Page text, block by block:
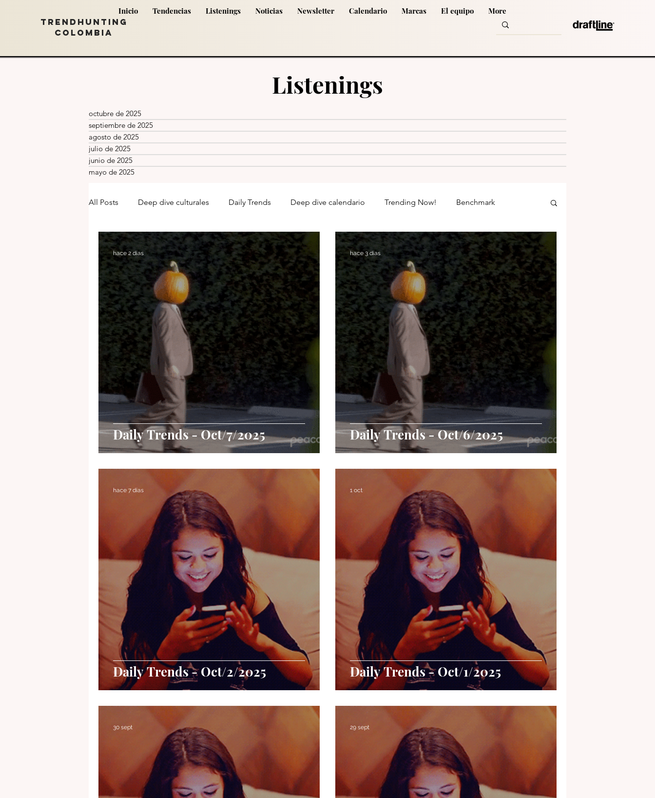
Inicio Tendencias Listenings Noticias Newsletter Calendario Marcas El equipo More
TRENDHUNTING
COLOMBIA
Listenings
octubre de 2025
septiembre de 2025
agosto de 2025
julio de 2025
junio de 2025
mayo de 2025
All Posts Deep dive culturales Daily Trends Deep dive calendario Trending Now! Benchmark
Tendencias Listenings Noticias TrendLab Mensual Newsletter Semanal
Daily Trends - Oct/7/2025
hace 2 días
Daily Trends - Oct/6/2025
hace 3 días
Daily Trends - Oct/2/2025
hace 7 días
Daily Trends - Oct/1/2025
1 oct
30 sept 29 sept